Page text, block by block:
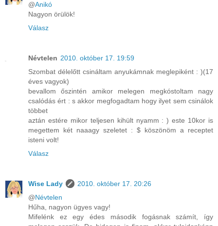
@Anikó
Nagyon örülök!
Válasz
Névtelen 2010. október 17. 19:59
Szombat délelőtt csináltam anyukámnak meglepiként : )(17
éves vagyok)
bevallom őszintén amikor melegen megkóstoltam nagy
csalódás ért : s akkor megfogadtam hogy ilyet sem csinálok
többet
aztán estére mikor teljesen kihült nyamm : ) este 10kor is
megettem két naaagy szeletet : $ köszönöm a receptet
isteni volt!
Válasz
Wise Lady
2010. október 17. 20:26
@Névtelen
Hűha, nagyon ügyes vagy!
Mifelénk ez egy édes második fogásnak számít, így